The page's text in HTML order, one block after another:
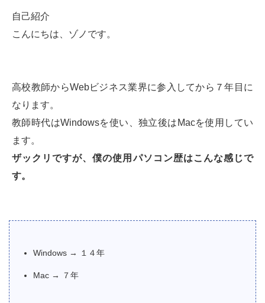
自己紹介
こんにちは、ゾノです。
高校教師からWebビジネス業界に参入してから７年目に
なります。
教師時代はWindowsを使い、独立後はMacを使用してい
ます。
ザックリですが、僕の使用パソコン歴はこんな感じで
す。
Windows → １４年
Mac → ７年